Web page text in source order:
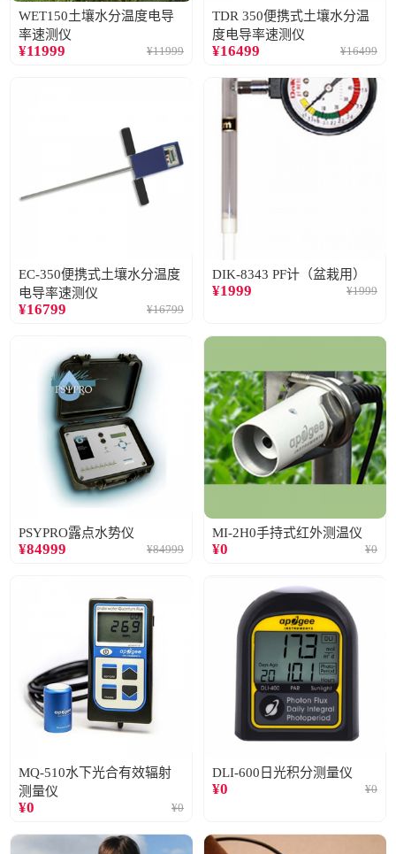
WET150土壤水分温度电导
率速测仪
¥11999 ¥11999
TDR 350便携式土壤水分温
度电导率速测仪
¥16499 ¥16499
EC-350便携式土壤水分温度
电导率速测仪
¥16799 ¥16799
DIK-8343 PF计（盆栽用）
¥1999 ¥1999
PSYPRO露点水势仪
¥84999 ¥84999
MI-2H0手持式红外测温仪
¥0 ¥0
MQ-510水下光合有效辐射
测量仪
¥0 ¥0
DLI-600日光积分测量仪
¥0 ¥0